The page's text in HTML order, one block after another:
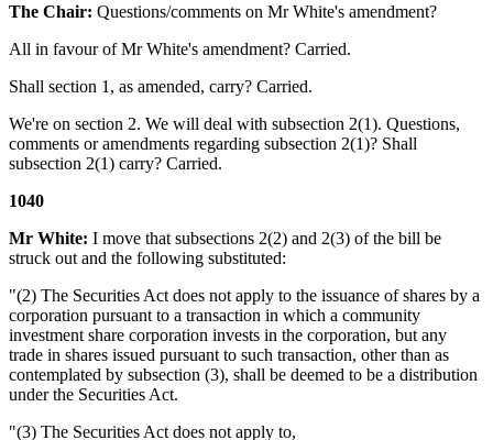
The Chair: Questions/comments on Mr White's amendment?
All in favour of Mr White's amendment? Carried.
Shall section 1, as amended, carry? Carried.
We're on section 2. We will deal with subsection 2(1). Questions,
comments or amendments regarding subsection 2(1)? Shall
subsection 2(1) carry? Carried.
1040
Mr White: I move that subsections 2(2) and 2(3) of the bill be
struck out and the following substituted:
"(2) The Securities Act does not apply to the issuance of shares by a
corporation pursuant to a transaction in which a community
investment share corporation invests in the corporation, but any
trade in shares issued pursuant to such transaction, other than as
contemplated by subsection (3), shall be deemed to be a distribution
under the Securities Act.
"(3) The Securities Act does not apply to,